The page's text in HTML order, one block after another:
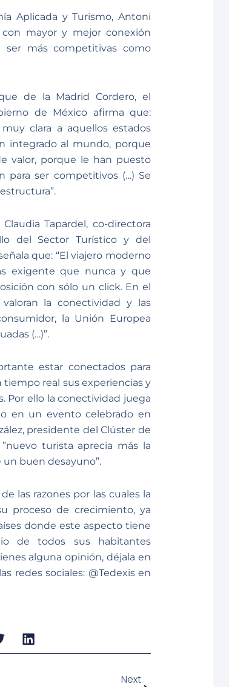
Aplicada y Turismo, Antoni
con mayor y mejor conexión
más competitivas como
de la Madrid Cordero, el
de México afirma que:
clara a aquellos estados
integrado al mundo, porque
valor, porque le han puesto
para ser competitivos (…) Se
Tapardel, co-directora
del Sector Turístico y del
que: “El viajero moderno
exigente que nunca y que
con sólo un click. En el
la conectividad y las
la Unión Europea
(…)”.
estar conectados para
tiempo real sus experiencias y
Por ello la conectividad juega
en un evento celebrado en
presidente del Clúster de
turista aprecia más la
buen desayuno”.
las razones por las cuales la
proceso de crecimiento, ya
donde este aspecto tiene
de todos sus habitantes
alguna opinión, déjala en
redes sociales: @Tedexis en
Next